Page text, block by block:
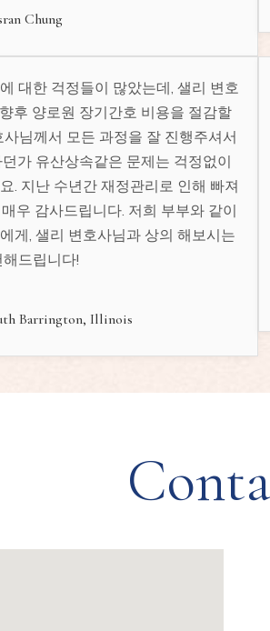
Chung
대한 걱정들이 많았는데, 샐리 변호
후 양로원 장기간호 비용을 절감할
님께서 모든 과정을 잘 진행주셔서
가 유산상속같은 문제는 걱정없이
. 지난 수년간 재정관리로 인해 빠져
우 감사드립니다. 저희 부부와 같이
게, 샐리 변호사님과 상의 해보시는
드립니다!
Barrington, Illinois